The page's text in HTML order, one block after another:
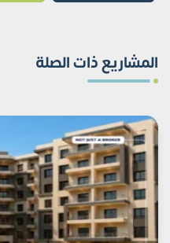
المشاريع ذات الصلة